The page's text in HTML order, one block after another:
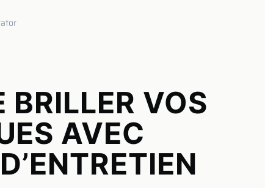
BRILLER VOS
AVEC